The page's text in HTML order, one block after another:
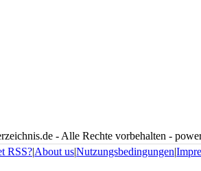
- Alle Rechte vorbehalten -
RSS?|About us|Nutzungsbedingungen|